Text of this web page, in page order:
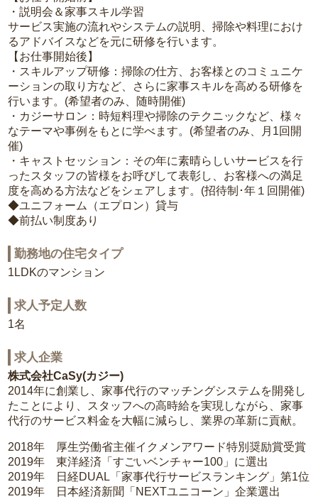
・説明会＆家事スキル学習
サービス実施の流れやシステムの説明、掃除や料理におけ
るアドバイスなどを元に研修を行います。
【お仕事開始後】
・スキルアップ研修：掃除の仕方、お客様とのコミュニケ
ーションの取り方など、さらに家事スキルを高める研修を
行います。(希望者のみ、随時開催)
・カジーサロン：時短料理や掃除のテクニックなど、様々
なテーマや事例をもとに学べます。(希望者のみ、月1回開
催)
・キャストセッション：その年に素晴らしいサービスを行
ったスタッフの皆様をお呼びして表彰し、お客様への満足
度を高める方法などをシェアします。(招待制･年１回開催)
◆ユニフォーム（エプロン）貸与
◆前払い制度あり
勤務地の住宅タイプ
1LDKのマンション
求人予定人数
1名
求人企業
株式会社CaSy(カジー)
2014年に創業し、家事代行のマッチングシステムを開発し
たことにより、スタッフへの高時給を実現しながら、家事
代行のサービス料金を大幅に減らし、業界の革新に貢献。
2018年 厚生労働省主催イクメンアワード特別奨励賞受賞
2019年 東洋経済「すごいベンチャー100」に選出
2019年 日経DUAL「家事代行サービスランキング」第1位
2019年 日本経済新聞「NEXTユニコーン」企業選出